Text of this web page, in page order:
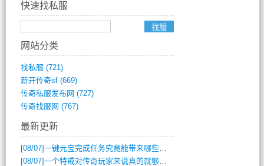
快速找私服
网站分类
找私服 (721)
新开传奇sf(669)
传奇私服发布网 (727)
传奇找服网 (767)
最新更新
[08/07]一键元宝完成任务究竟能带来哪些超值优势？
[08/07]一个特戒对传奇玩家来说真的就够用了吗？